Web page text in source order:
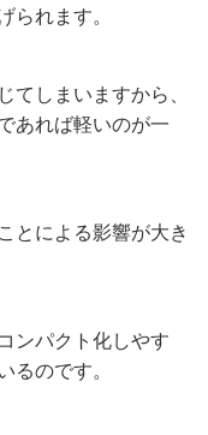
られます。
しまいますから、
あれば軽いのが一
とによる影響が大き
ンパクト化しやす
るのです。